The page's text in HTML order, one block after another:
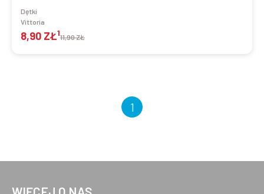
Dętki
Vittoria
8,90 ZŁ111,90 ZŁ
1